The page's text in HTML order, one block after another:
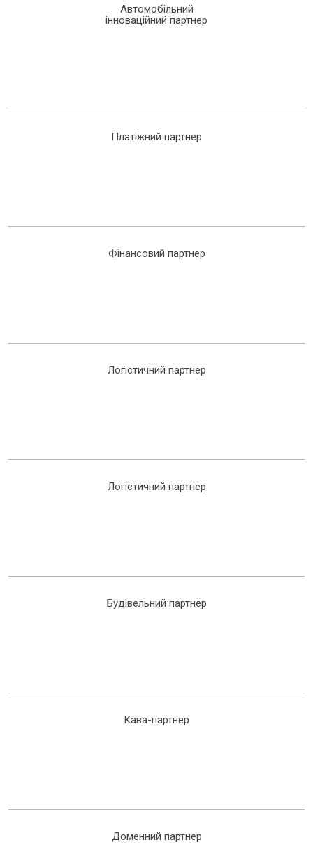
Автомобільний
інноваційний партнер
Платіжний партнер
Фінансовий партнер
Логістичний партнер
Логістичний партнер
Будівельний партнер
Кава-партнер
Доменний партнер